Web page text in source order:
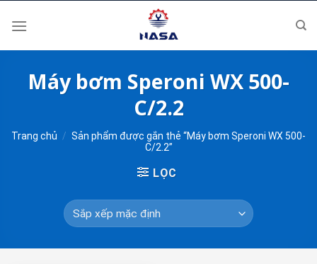
Máy bơm Speroni WX 500-
C/2.2
Trang chủ / Sản phẩm được gắn thẻ “Máy bơm Speroni WX 500-
C/2.2”
LỌC